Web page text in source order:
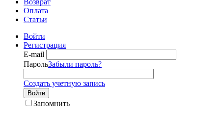
Оплата
Статьи
Войти
Регистрация
E-mail
ПарольЗабыли пароль?
Создать учетную запись
Войти
Запомнить